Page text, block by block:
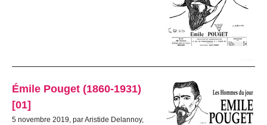
Émile Pouget (1860-1931)
[01]
5 novembre 2019, par Aristide Delannoy,